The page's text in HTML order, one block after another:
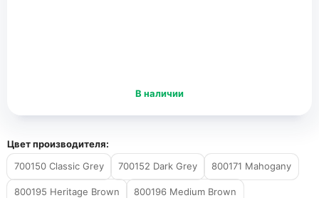
В наличии
Цвет производителя:
700150 Classic Grey
700152 Dark Grey 800171 Mahogany
800195 Heritage Brown 800196 Medium Brown